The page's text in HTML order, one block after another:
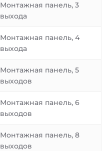
Монтажная панель, 3
выхода
Монтажная панель, 4
выхода
Монтажная панель, 5
выходов
Монтажная панель, 6
выходов
Монтажная панель, 8
выходов